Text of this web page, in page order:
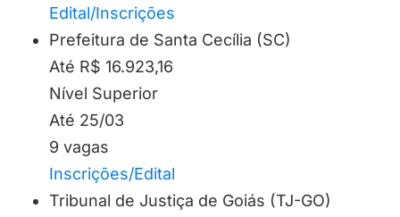
Edital/Inscrições
Prefeitura de Santa Cecília (SC)
Até R$ 16.923,16
Nível Superior
Até 25/03
9 vagas
Inscrições/Edital
Tribunal de Justiça de Goiás (TJ-GO)